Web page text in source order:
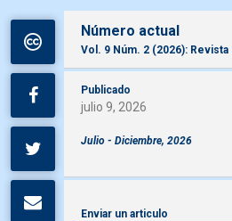
Número actual
Vol. 9 Núm. 2 (2026): Revista
Publicado
julio 9, 2026
Julio - Diciembre, 2026
Enviar un articulo